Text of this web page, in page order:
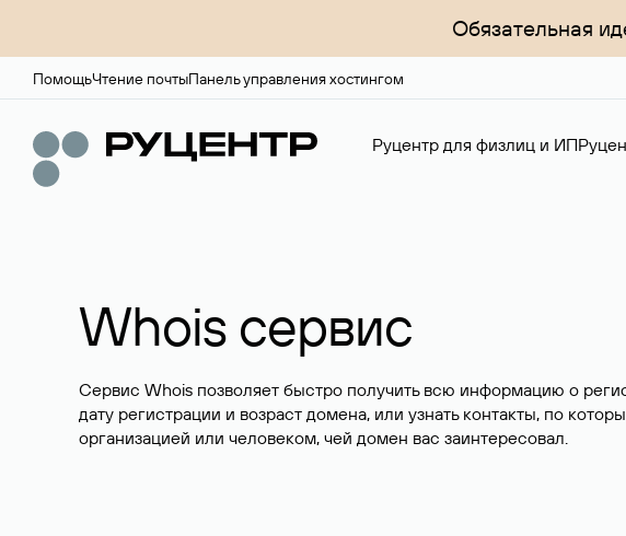
Обязательная
ПомощьЧтение почтыПанель управления хостингом
Руцентр для физлиц и ИП
Whois сервис
Сервис Whois позволяет быстро получить всю информацию о
дату регистрации и возраст домена, или узнать контакты, по
организацией или человеком, чей домен вас заинтересовал.